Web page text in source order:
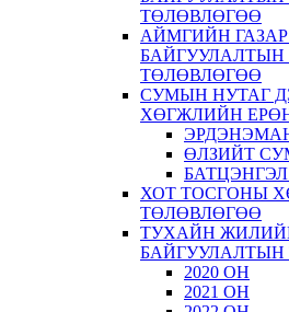
ТӨЛӨВЛӨГӨӨ
АЙМГИЙН
ТӨЛӨВЛӨГӨӨ
СУМЫН НУТАГ
ХӨГЖЛИЙН
ӨЛЗИЙТ
ХОТ ТОСГОНЫ
ТӨЛӨВЛӨГӨӨ
ТУХАЙН
2020 ОН
2021 ОН